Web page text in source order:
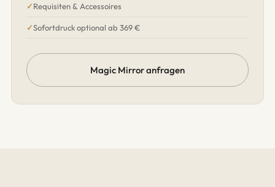
Requisiten & Accessoires
Sofortdruck optional ab 369 €
Magic Mirror anfragen